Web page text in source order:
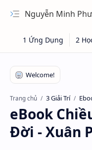
Nguyễn Minh Phương - Blog Chia sẻ Kiến
Trang chủ 3 Giải Trí
eBook
Đời - Xuân